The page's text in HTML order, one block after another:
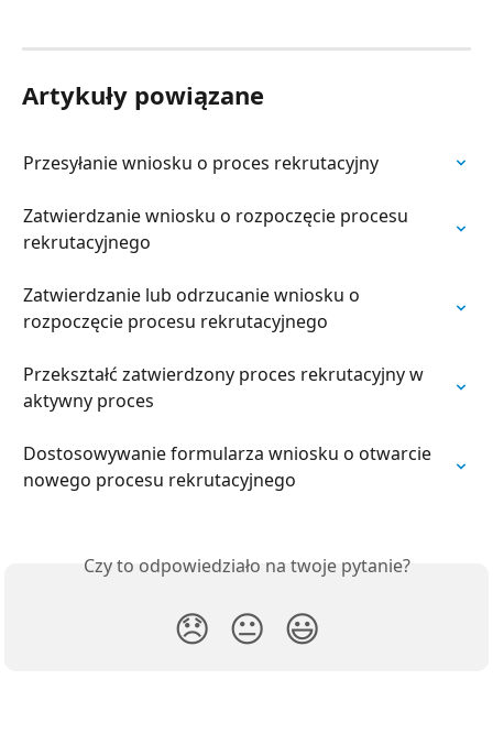
Artykuły powiązane
Przesyłanie wniosku o proces rekrutacyjny
Zatwierdzanie wniosku o rozpoczęcie procesu
rekrutacyjnego
Zatwierdzanie lub odrzucanie wniosku o
rozpoczęcie procesu rekrutacyjnego
Przekształć zatwierdzony proces rekrutacyjny w
aktywny proces
Dostosowywanie formularza wniosku o otwarcie
nowego procesu rekrutacyjnego
Czy to odpowiedziało na twoje pytanie?
😞 😐 😃